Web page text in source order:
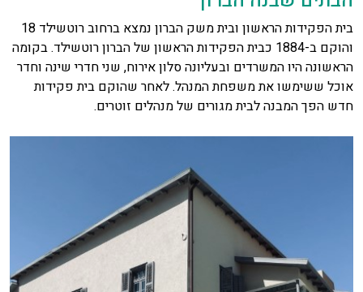
בית הפקידות הראשון ובית משק הברון נמצא ברחוב רוטשילד 18
והוקם ב-1884 כבית הפקידות הראשון של הברון רוטשילד. בקומה
הראשונה היו המשרדים ובעליונה סלון אירוח, שני חדרי שינה וחדר
אוכל ששימשו את משפחת המנהל. לאחר שהוקם בית פקידות
חדש הפך המבנה לבית מגורים של מנהלים זוטרים.